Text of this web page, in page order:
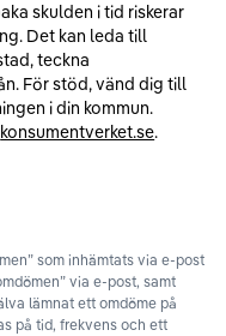
skulden i tid riskerar
Det kan leda till
teckna
För stöd, vänd dig till
i din kommun.
konsumentverket.se.
som inhämtats via e-post
via e-post, samt
lämnat ett omdöme på
på tid, frekvens och ett